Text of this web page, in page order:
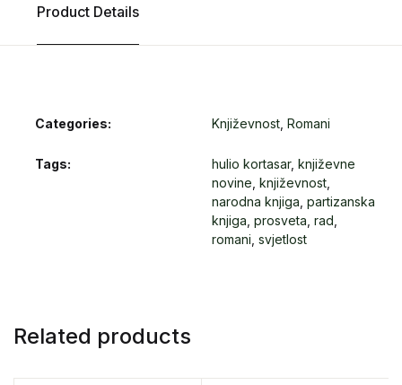
Product Details
Categories: Književnost Romani
Tags: hulio kortasar, književne
novine književnost
narodna knjiga partizanska
knjiga prosveta rad
romani svjetlost
Related products